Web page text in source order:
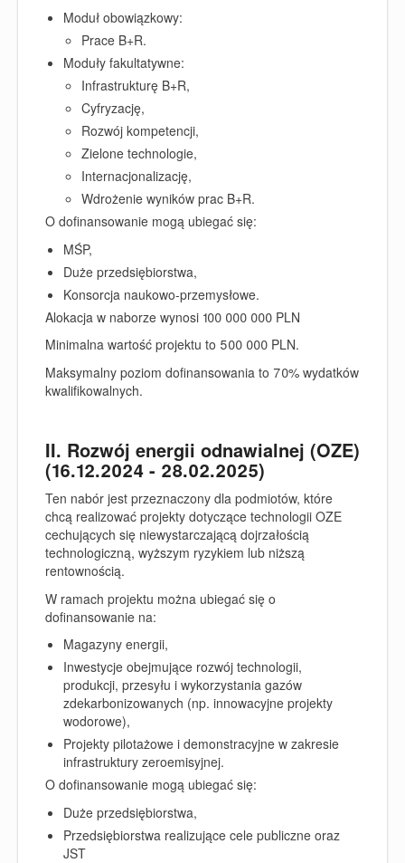
Moduł obowiązkowy:
Prace B+R.
Moduły fakultatywne:
Infrastrukturę B+R,
Cyfryzację,
Rozwój kompetencji,
Zielone technologie,
Internacjonalizację,
Wdrożenie wyników prac B+R.
O dofinansowanie mogą ubiegać się:
MŚP,
Duże przedsiębiorstwa,
Konsorcja naukowo-przemysłowe.
Alokacja w naborze wynosi 100 000 000 PLN
Minimalna wartość projektu to 500 000 PLN.
Maksymalny poziom dofinansowania to 70% wydatków
kwalifikowalnych.
II. Rozwój energii odnawialnej (OZE)
(16.12.2024 - 28.02.2025)
Ten nabór jest przeznaczony dla podmiotów, które
chcą realizować projekty dotyczące technologii OZE
cechujących się niewystarczającą dojrzałością
technologiczną, wyższym ryzykiem lub niższą
rentownością.
W ramach projektu można ubiegać się o
dofinansowanie na:
Magazyny energii,
Inwestycje obejmujące rozwój technologii,
produkcji, przesyłu i wykorzystania gazów
zdekarbonizowanych (np. innowacyjne projekty
wodorowe),
Projekty pilotażowe i demonstracyjne w zakresie
infrastruktury zeroemisyjnej.
O dofinansowanie mogą ubiegać się:
Duże przedsiębiorstwa,
Przedsiębiorstwa realizujące cele publiczne oraz
JST